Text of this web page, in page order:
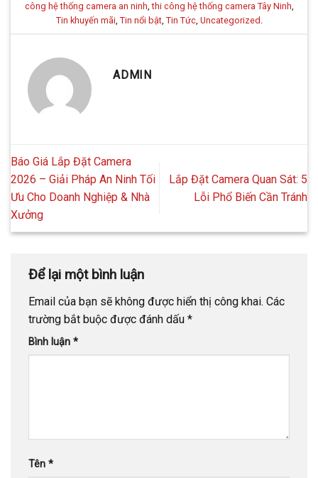
công hệ thống camera an ninh,thi công hệ thống camera Tây Ninh,
Tin khuyến mãi, Tin nổi bật, Tin Tức, Uncategorized .
ADMIN
Báo Giá Lắp Đặt Camera
2026 – Giải Pháp An Ninh Tối
Ưu Cho Doanh Nghiệp & Nhà
Xưởng
Lắp Đặt Camera Quan Sát: 5
Lỗi Phổ Biến Cần Tránh
Để lại một bình luận
Email của bạn sẽ không được hiển thị công khai. Các
trường bắt buộc được đánh dấu *
Bình luận *
Tên *